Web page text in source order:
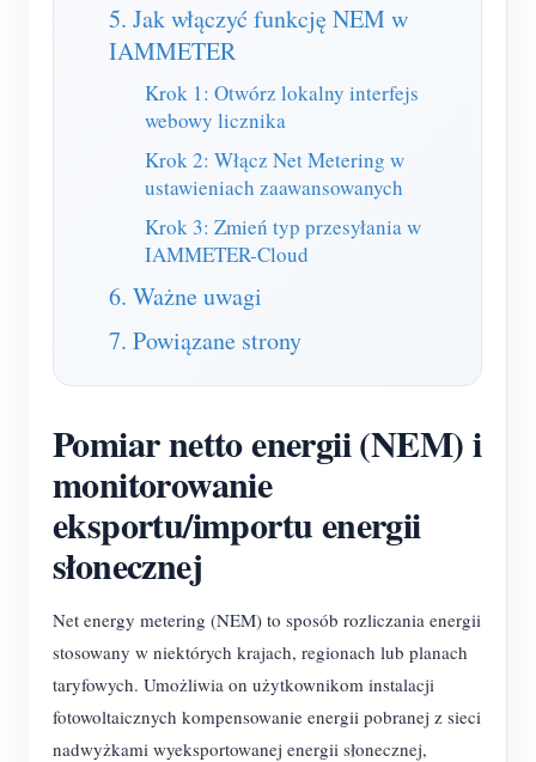
FAQ
Aktualności
Blog
Aktywności IAMMETER
App Store
Eksploruj stronę
O nas
5. Jak włączyć funkcję NEM w
IAMMETER
Krok 1: Otwórz lokalny interfejs
webowy licznika
Krok 2: Włącz Net Metering w
ustawieniach zaawansowanych
Krok 3: Zmień typ przesyłania w
IAMMETER-Cloud
6. Ważne uwagi
7. Powiązane strony
Pomiar netto energii (NEM) i
monitorowanie
eksportu/importu energii
słonecznej
Net energy metering (NEM) to sposób rozliczania energii
stosowany w niektórych krajach, regionach lub planach
taryfowych. Umożliwia on użytkownikom instalacji
fotowoltaicznych kompensowanie energii pobranej z sieci
nadwyżkami wyeksportowanej energii słonecznej,